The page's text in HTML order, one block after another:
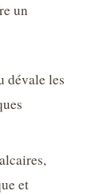
un
dévale les
et